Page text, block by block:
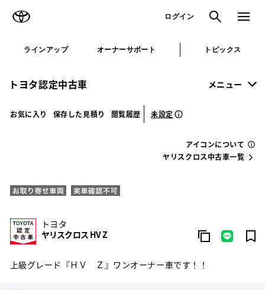
ログイン 検索 メニュ
ラインアップ オーナーサポート トピックス
トヨタ認定中古車 メニュー
お気に入り 保存した見積り 閲覧履歴 未設定
アイコンについて
ヤリスクロス中古車一覧
トヨタ
ヤリスクロス HV Z
上級グレード『ＨＶ Ｚ』ワンオーナー車です！！